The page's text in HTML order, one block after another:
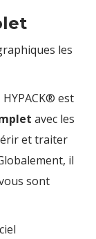
les
est
avec les
et traiter
il
sont